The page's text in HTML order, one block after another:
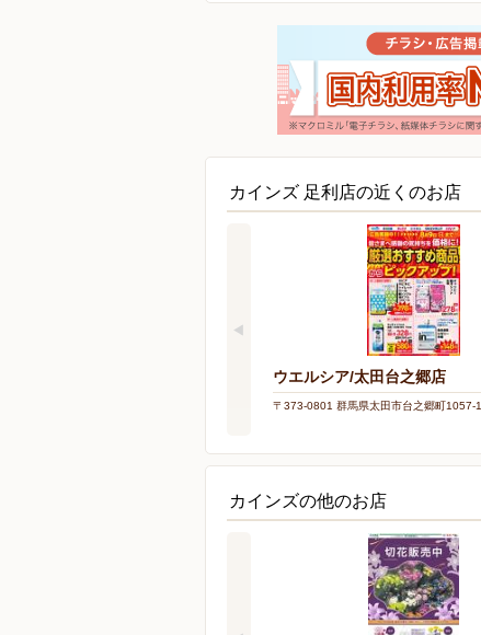
カインズ 足利店の近くのお店
ウエルシア/太田台之郷店
〒373-0801 群馬県太田市台之郷町1057-1
カインズの他のお店